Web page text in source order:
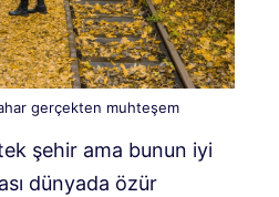
gerçekten muhteşem
şehir ama bunun iyi
dünyada özür